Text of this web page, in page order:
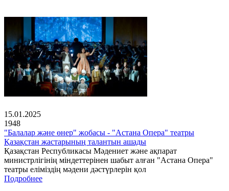
15.01.2025
1948
"Балалар және өнер" жобасы - "Астана Опера" театры
Қазақстан жастарының талантын ашады
Қазақстан Республикасы Мәдениет және ақпарат
министрлігінің міндеттерінен шабыт алған "Астана Опера"
театры еліміздің мәдени дәстүрлерін қол
Подробнее